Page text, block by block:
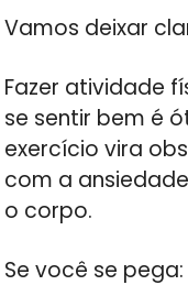
Vamos deixar
Fazer atividade
se sentir bem é
exercício vira
com a
o corpo.
Se você se pega: